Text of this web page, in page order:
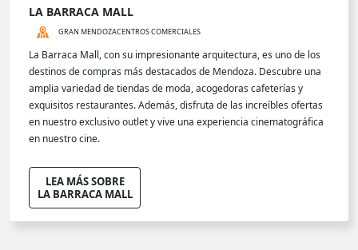
LA BARRACA MALL
GRAN MENDOZACENTROS COMERCIALES
La Barraca Mall, con su impresionante arquitectura, es uno de los
destinos de compras más destacados de Mendoza. Descubre una
amplia variedad de tiendas de moda, acogedoras cafeterías y
exquisitos restaurantes. Además, disfruta de las increíbles ofertas
en nuestro exclusivo outlet y vive una experiencia cinematográfica
en nuestro cine.
LEA MÁS SOBRE
LA BARRACA MALL